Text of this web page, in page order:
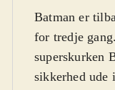
Batman er
for tredje
superskurken
sikkerhed ude